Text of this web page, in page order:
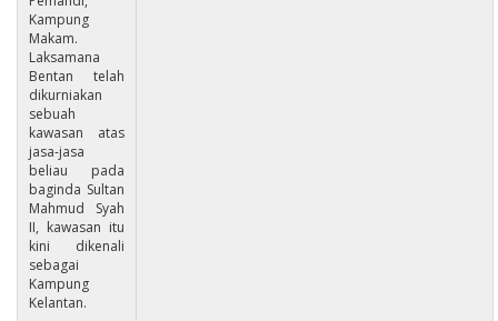
Kampung
Makam.
Laksamana
Bentan telah
dikurniakan
sebuah
kawasan atas
jasa-jasa
beliau pada
baginda Sultan
Mahmud Syah
II, kawasan itu
kini dikenali
sebagai
Kampung
Kelantan.